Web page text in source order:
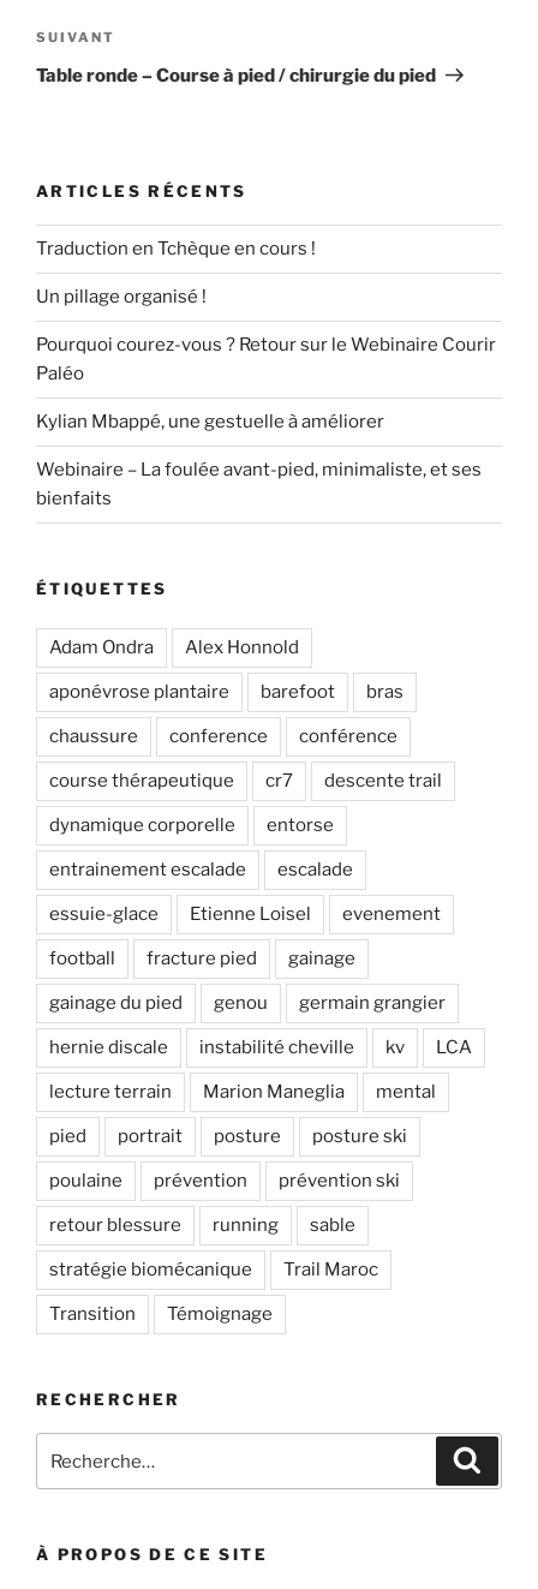
Article
suivant
SUIVANT
Table ronde – Course à pied / chirurgie du pied
ARTICLES RÉCENTS
Traduction en Tchèque en cours !
Un pillage organisé !
Pourquoi courez-vous ? Retour sur le Webinaire Courir
Paléo
Kylian Mbappé, une gestuelle à améliorer
Webinaire – La foulée avant-pied, minimaliste, et ses
bienfaits
ÉTIQUETTES
Adam Ondra Alex Honnold
aponévrose plantaire barefoot bras
chaussure conference conférence
course thérapeutique cr7 descente trail
dynamique corporelle entorse
entrainement escalade escalade
essuie-glace Etienne Loisel evenement
football fracture pied gainage
gainage du pied genou germain grangier
hernie discale instabilité cheville kv LCA
lecture terrain Marion Maneglia mental
pied portrait posture posture ski
poulaine prévention prévention ski
retour blessure running sable
stratégie biomécanique Trail Maroc
Transition Témoignage
RECHERCHER
pour
À PROPOS DE CE SITE